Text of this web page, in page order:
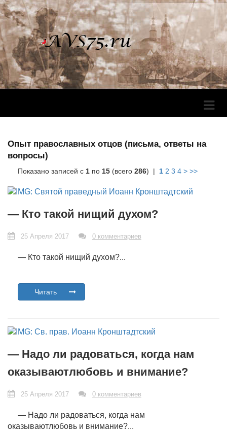
Опыт православных отцов (письма, ответы на
вопросы)
Показано записей с 1 по 15 (всего 286) | 1 2 3 4 > >>
— Кто такой нищий духом?
25 Апреля 2017 0 комментариев
— Кто такой нищий духом?...
Читать
— Надо ли радоваться, когда нам
оказываютлюбовь и внимание?
25 Апреля 2017 0 комментариев
— Надо ли радоваться, когда нам
оказываютлюбовь и внимание?...